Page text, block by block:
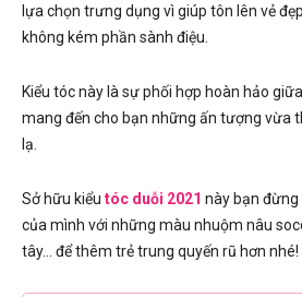
lựa chọn trưng dụng vì giúp tôn lên vẻ
không kém phần sành điệu.
Kiểu tóc này là sự phối hợp hoàn hảo
mang đến cho bạn những ấn tượng vừa
lạ.
Sở hữu kiểu tóc duỗi 2021 này bạn
của mình với những màu nhuộm nâu
tây… để thêm trẻ trung quyến rũ hơn nhé!